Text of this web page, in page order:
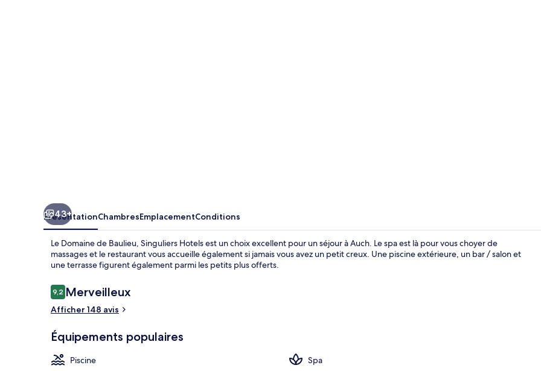
43+
PrésentationChambresEmplacementConditions
Le Domaine de Baulieu, Singuliers Hotels est un choix excellent pour un séjour à Auch. Le spa est là pour vous choyer de
massages et le restaurant vous accueille également si jamais vous avez un petit creux. Une piscine extérieure, un bar / salon et
une terrasse figurent également parmi les petits plus offerts.
Avis
voyageurs
9,29,2 sur 10
Merveilleux
Afficher 148 avis
Équipements populaires
Piscine
Spa